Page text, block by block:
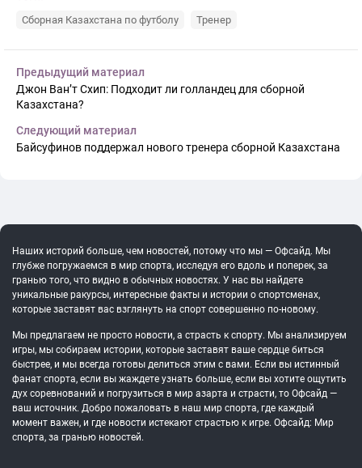
Сборная Казахстана по футболу Тренер
Предыдущий материал
Джон Ван’т Схип: Подходит ли голландец для сборной
Казахстана?
Следующий материал
Байсуфинов поддержал нового тренера сборной Казахстана
Наших историй больше, чем новостей, потому что мы — Офсайд. Мы
глубже погружаемся в мир спорта, исследуя его вдоль и поперек, за
гранью того, что видно в обычных новостях. У нас вы найдете
уникальные ракурсы, интересные факты и истории о спортсменах,
которые заставят вас взглянуть на спорт совершенно по-новому.
Мы предлагаем не просто новости, а страсть к спорту. Мы анализируем
игры, мы собираем истории, которые заставят ваше сердце биться
быстрее, и мы всегда готовы делиться этим с вами. Если вы истинный
фанат спорта, если вы жаждете узнать больше, если вы хотите ощутить
дух соревнований и погрузиться в мир азарта и страсти, то Офсайд —
ваш источник. Добро пожаловать в наш мир спорта, где каждый
момент важен, и где новости истекают страстью к игре. Офсайд: Мир
спорта, за гранью новостей.